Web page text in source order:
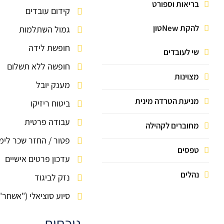
עבודה פרטית
פטור / החזר שכר לימוד
ביטוח בריאות קולקטיבי
בריאות וספורט
להקת Newטון
שי לעובדים
מצוינות
מניעת הטרדה מינית
מחוברים לקהילה
טפסים
נהלים
קידום עובדים
גמול השתלמות
חופשת לידה
חופשה ללא תשלום
מענק יובל
ביטוח ריזיקו
עבודה פרטית
פטור / החזר שכר
עדכון פרטים אישיים
נזק לביגוד
סיוע סוציאלי